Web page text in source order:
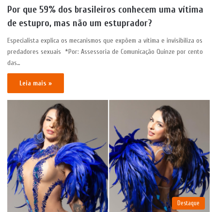
Por que 59% dos brasileiros conhecem uma vítima
de estupro, mas não um estuprador?
Especialista explica os mecanismos que expõem a vítima e invisibiliza os
predadores sexuais *Por: Assessoria de Comunicação Quinze por cento
das…
Leia mais »
Destaque